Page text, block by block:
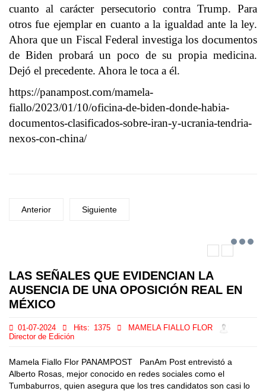
cuanto al carácter persecutorio contra Trump. Para
otros fue ejemplar en cuanto a la igualdad ante la ley.
Ahora que un Fiscal Federal investiga los documentos
de Biden probará un poco de su propia medicina.
Dejó el precedente. Ahora le toca a él.
https://panampost.com/mamela-
fiallo/2023/01/10/oficina-de-biden-donde-habia-
documentos-clasificados-sobre-iran-y-ucrania-tendria-
nexos-con-china/
Anterior Siguiente
LAS SEÑALES QUE EVIDENCIAN LA
AUSENCIA DE UNA OPOSICIÓN REAL EN
MÉXICO
01-07-2024 Hits: 1375
MAMELA FIALLO FLOR
Director de Edición
Mamela Fiallo Flor PANAMPOST PanAm Post entrevistó a
Alberto Rosas, mejor conocido en redes sociales como el
Tumbaburros, quien asegura que los tres candidatos son casi lo